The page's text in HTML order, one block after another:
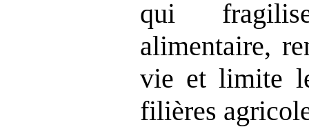
qui
alimentaire,
vie et limite
filières